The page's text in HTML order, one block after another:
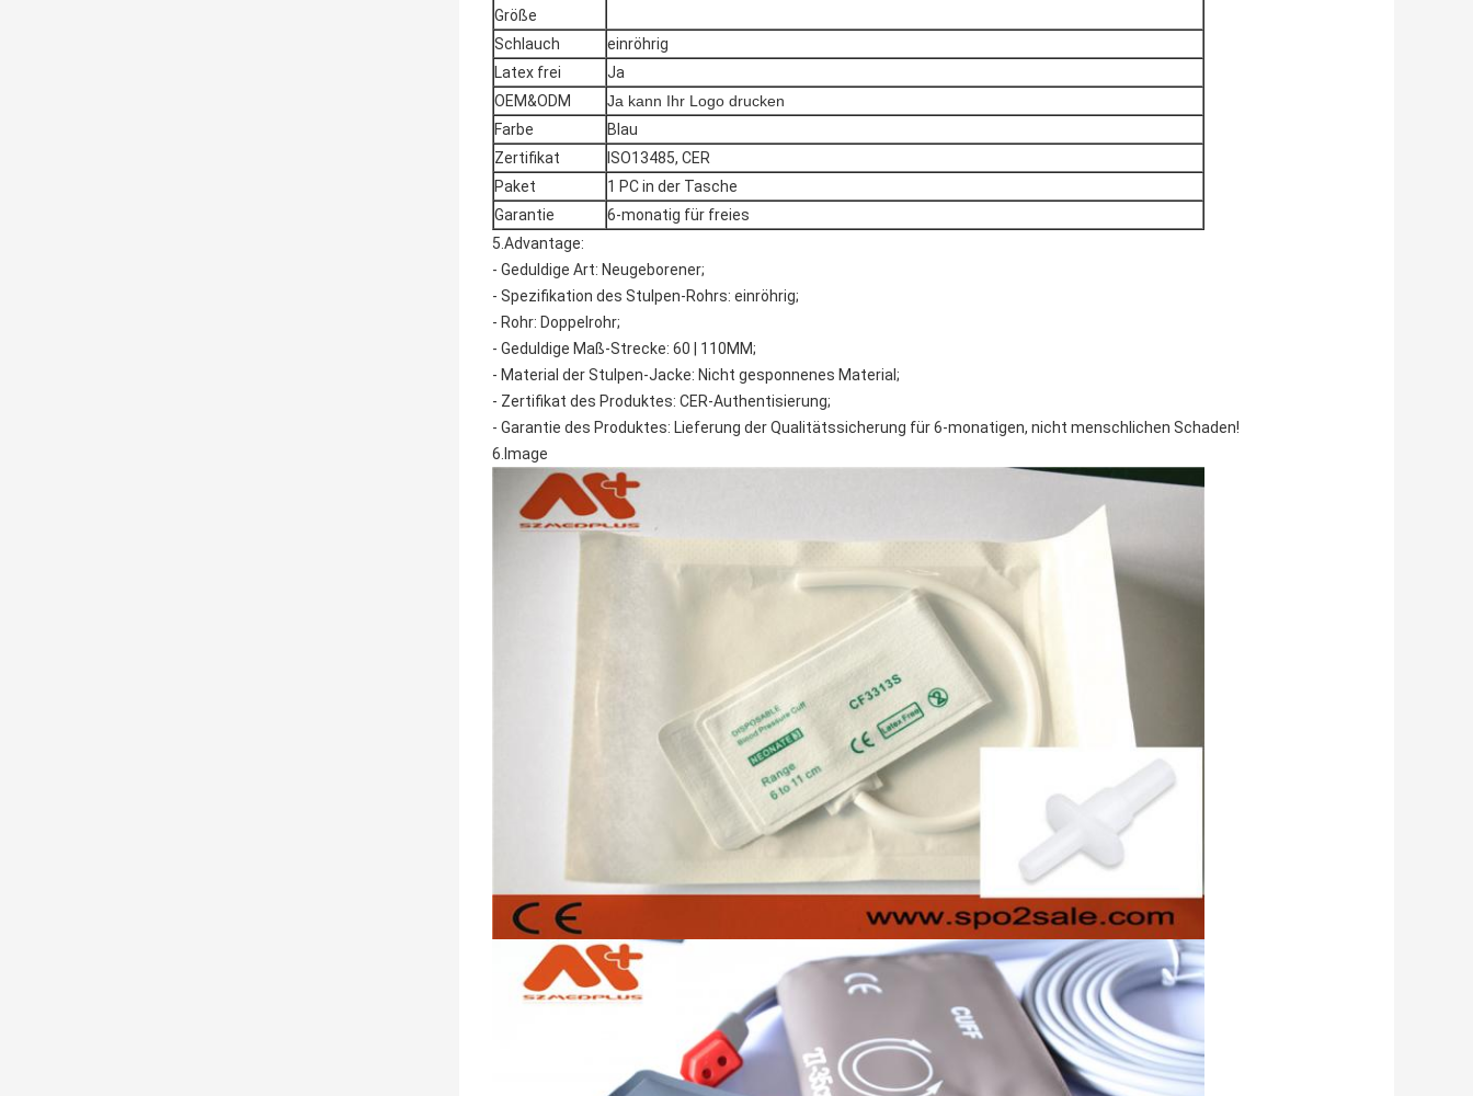
Größe
Schlauch
einröhrig
Latex frei
Ja
OEM&ODM
Ja kann Ihr Logo drucken
Farbe
Blau
Zertifikat
ISO13485, CER
Paket
1 PC in der Tasche
Garantie
6-monatig für freies
5.Advantage:
- Geduldige Art: Neugeborener;
- Spezifikation des Stulpen-Rohrs: einröhrig;
- Rohr: Doppelrohr;
- Geduldige Maß-Strecke: 60 | 110MM;
- Material der Stulpen-Jacke: Nicht gesponnenes Material;
- Zertifikat des Produktes: CER-Authentisierung;
- Garantie des Produktes: Lieferung der Qualitätssicherung für 6-monatigen, nicht menschlichen Schaden!
6.Image